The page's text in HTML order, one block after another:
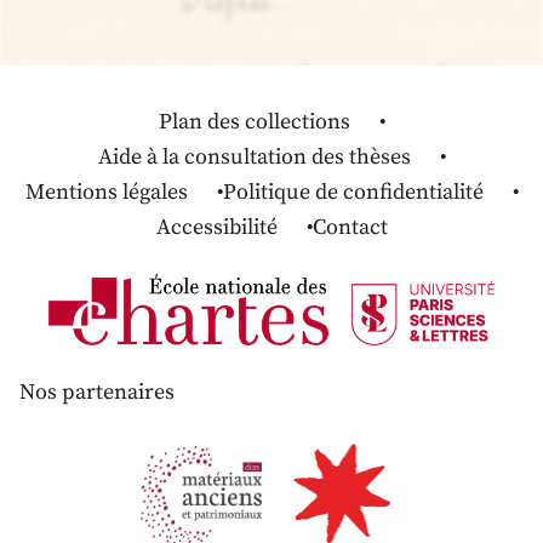
Plan des collections
Aide à la consultation des thèses
Mentions légales
Politique de confidentialité
Accessibilité
Contact
Nos partenaires